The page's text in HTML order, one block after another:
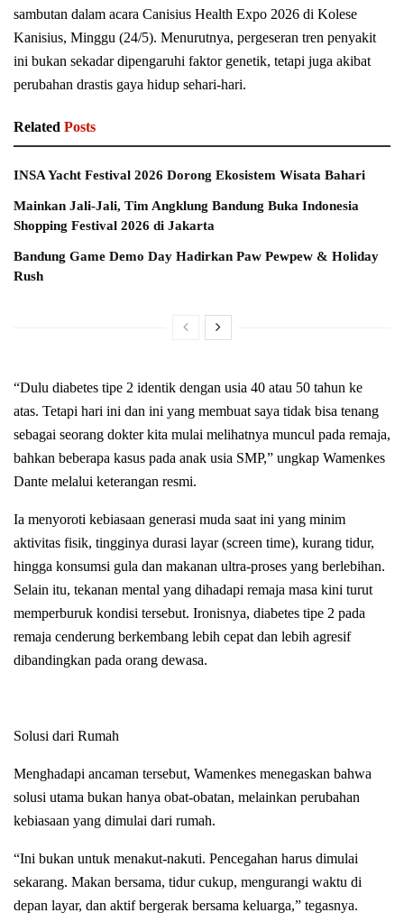
sambutan dalam acara Canisius Health Expo 2026 di Kolese
Kanisius, Minggu (24/5). Menurutnya, pergeseran tren penyakit
ini bukan sekadar dipengaruhi faktor genetik, tetapi juga akibat
perubahan drastis gaya hidup sehari-hari.
Related Posts
INSA Yacht Festival 2026 Dorong Ekosistem Wisata Bahari
Mainkan Jali-Jali, Tim Angklung Bandung Buka Indonesia
Shopping Festival 2026 di Jakarta
Bandung Game Demo Day Hadirkan Paw Pewpew & Holiday
Rush
“Dulu diabetes tipe 2 identik dengan usia 40 atau 50 tahun ke
atas. Tetapi hari ini dan ini yang membuat saya tidak bisa tenang
sebagai seorang dokter kita mulai melihatnya muncul pada remaja,
bahkan beberapa kasus pada anak usia SMP,” ungkap Wamenkes
Dante melalui keterangan resmi.
Ia menyoroti kebiasaan generasi muda saat ini yang minim
aktivitas fisik, tingginya durasi layar (screen time), kurang tidur,
hingga konsumsi gula dan makanan ultra-proses yang berlebihan.
Selain itu, tekanan mental yang dihadapi remaja masa kini turut
memperburuk kondisi tersebut. Ironisnya, diabetes tipe 2 pada
remaja cenderung berkembang lebih cepat dan lebih agresif
dibandingkan pada orang dewasa.
Solusi dari Rumah
Menghadapi ancaman tersebut, Wamenkes menegaskan bahwa
solusi utama bukan hanya obat-obatan, melainkan perubahan
kebiasaan yang dimulai dari rumah.
“Ini bukan untuk menakut-nakuti. Pencegahan harus dimulai
sekarang. Makan bersama, tidur cukup, mengurangi waktu di
depan layar, dan aktif bergerak bersama keluarga,” tegasnya.